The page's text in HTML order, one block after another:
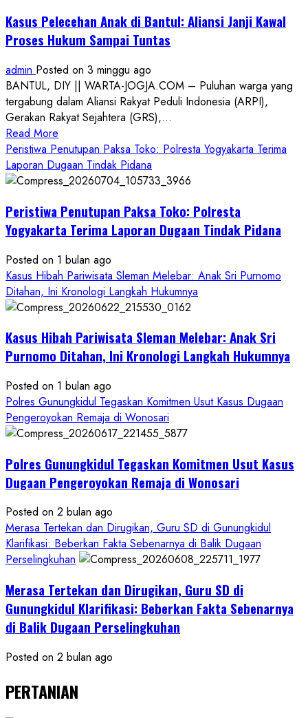
Kasus Pelecehan Anak di Bantul: Aliansi Janji Kawal
Proses Hukum Sampai Tuntas
admin Posted on 3 minggu ago
BANTUL, DIY || WARTA-JOGJA.COM – Puluhan warga yang
tergabung dalam Aliansi Rakyat Peduli Indonesia (ARPI),
Gerakan Rakyat Sejahtera (GRS),...
Read More
more
about
Kasus
Anak
di
Aliansi
Janji
Kawal
Proses
Sampai
Tuntas
Peristiwa Penutupan Paksa Toko: Polresta Yogyakarta Terima
Laporan Dugaan Tindak Pidana
Peristiwa Penutupan Paksa Toko: Polresta
Yogyakarta Terima Laporan Dugaan Tindak Pidana
Posted on 1 bulan ago
Kasus Hibah Pariwisata Sleman Melebar: Anak Sri Purnomo
Ditahan, Ini Kronologi Langkah Hukumnya
Kasus Hibah Pariwisata Sleman Melebar: Anak Sri
Purnomo Ditahan, Ini Kronologi Langkah Hukumnya
Posted on 1 bulan ago
Polres Gunungkidul Tegaskan Komitmen Usut Kasus Dugaan
Pengeroyokan Remaja di Wonosari
Polres Gunungkidul Tegaskan Komitmen Usut Kasus
Dugaan Pengeroyokan Remaja di Wonosari
Posted on 2 bulan ago
Merasa Tertekan dan Dirugikan, Guru SD di Gunungkidul
Klarifikasi: Beberkan Fakta Sebenarnya di Balik Dugaan
Perselingkuhan
Merasa Tertekan dan Dirugikan, Guru SD di
Gunungkidul Klarifikasi: Beberkan Fakta Sebenarnya
di Balik Dugaan Perselingkuhan
Posted on 2 bulan ago
PERTANIAN